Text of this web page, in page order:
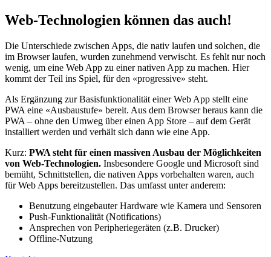
Web-Technologien können das auch!
Die Unterschiede zwischen Apps, die nativ laufen und solchen, die
im Browser laufen, wurden zunehmend verwischt. Es fehlt nur noch
wenig, um eine Web App zu einer nativen App zu machen. Hier
kommt der Teil ins Spiel, für den «progressive» steht.
Als Ergänzung zur Basisfunktionalität einer Web App stellt eine
PWA eine «Ausbaustufe» bereit. Aus dem Browser heraus kann die
PWA – ohne den Umweg über einen App Store – auf dem Gerät
installiert werden und verhält sich dann wie eine App.
Kurz: PWA steht für einen massiven Ausbau der Möglichkeiten
von Web-Technologien. Insbesondere Google und Microsoft sind
bemüht, Schnittstellen, die nativen Apps vorbehalten waren, auch
für Web Apps bereitzustellen. Das umfasst unter anderem:
Benutzung eingebauter Hardware wie Kamera und Sensoren
Push-Funktionalität (Notifications)
Ansprechen von Peripheriegeräten (z.B. Drucker)
Offline-Nutzung